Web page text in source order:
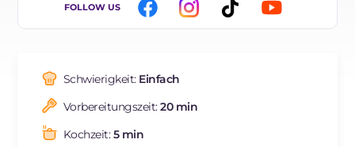
FR
NL
BR
FOLLOW US
Schwierigkeit: Einfach
Vorbereitungszeit:20 min
Kochzeit:5 min